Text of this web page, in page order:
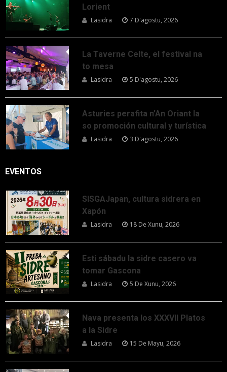
Lorient
Lasidra 7 D'agostu, 2026
La Taverne Celte, el festival na
to mesa
Lasidra 5 D'agostu, 2026
Asturies perafita n’An Oriant la
so promoción cultural y turística
Lasidra 3 D'agostu, 2026
EVENTOS
SISGAJapan, cultura sidrera en
Xapón
Lasidra 18 De Xunu, 2026
Esti sábadu la sidre casero va
tomar Gascona
Lasidra 5 De Xunu, 2026
Nava presenta los XXXVII Platos
a la Sidre
Lasidra 15 De Mayu, 2026